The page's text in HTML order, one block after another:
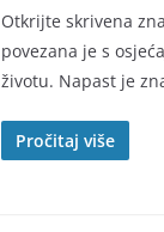
Otkrijte skrivena
povezana je s
životu. Napast je
Pročitaj više